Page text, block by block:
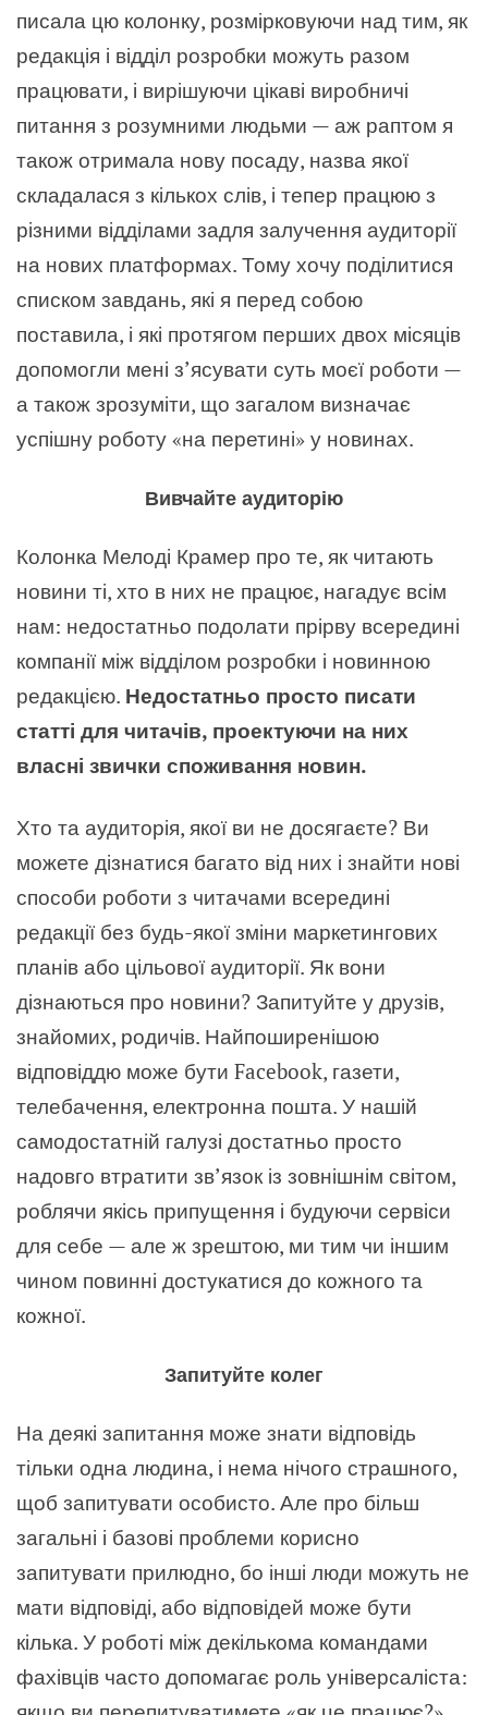
писала цю колонку, розмірковуючи над тим, як
редакція і відділ розробки можуть разом
працювати, і вирішуючи цікаві виробничі
питання з розумними людьми — аж раптом я
також отримала нову посаду, назва якої
складалася з кількох слів, і тепер працюю з
різними відділами задля залучення аудиторії
на нових платформах. Тому хочу поділитися
списком завдань, які я перед собою
поставила, і які протягом перших двох місяців
допомогли мені з’ясувати суть моєї роботи —
а також зрозуміти, що загалом визначає
успішну роботу «на перетині» у новинах.
Вивчайте аудиторію
Колонка Мелоді Крамер про те, як читають
новини ті, хто в них не працює, нагадує всім
нам: недостатньо подолати прірву всередині
компанії між відділом розробки і новинною
редакцією. Недостатньо просто писати
статті для читачів, проектуючи на них
власні звички споживання новин.
Хто та аудиторія, якої ви не досягаєте? Ви
можете дізнатися багато від них і знайти нові
способи роботи з читачами всередині
редакції без будь-якої зміни маркетингових
планів або цільової аудиторії. Як вони
дізнаються про новини? Запитуйте у друзів,
знайомих, родичів. Найпоширенішою
відповіддю може бути Facebook, газети,
телебачення, електронна пошта. У нашій
самодостатній галузі достатньо просто
надовго втратити зв’язок із зовнішнім світом,
роблячи якісь припущення і будуючи сервіси
для себе — але ж зрештою, ми тим чи іншим
чином повинні достукатися до кожного та
кожної.
Запитуйте колег
На деякі запитання може знати відповідь
тільки одна людина, і нема нічого страшного,
щоб запитувати особисто. Але про більш
загальні і базові проблеми корисно
запитувати прилюдно, бо інші люди можуть не
мати відповіді, або відповідей може бути
кілька. У роботі між декількома командами
фахівців часто допомагає роль універсаліста: